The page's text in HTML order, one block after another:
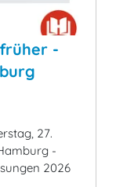
-
27.
-
2026